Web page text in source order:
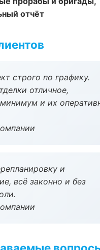
отчёт
строго по графику.
отличное,
и их
и
всё законно и без